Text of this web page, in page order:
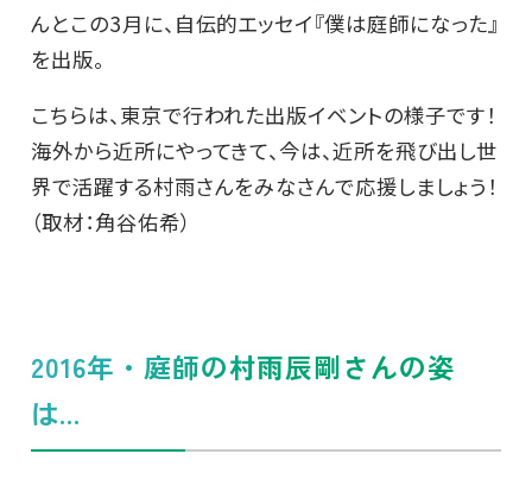
んとこの3月に、自伝的エッセイ『僕は庭師になった』
を出版。
こちらは、東京で行われた出版イベントの様子です！
海外から近所にやってきて、今は、近所を飛び出し世
界で活躍する村雨さんをみなさんで応援しましょう！
（取材：角谷佑希）
2016年・庭師の村雨辰剛さんの姿
は...